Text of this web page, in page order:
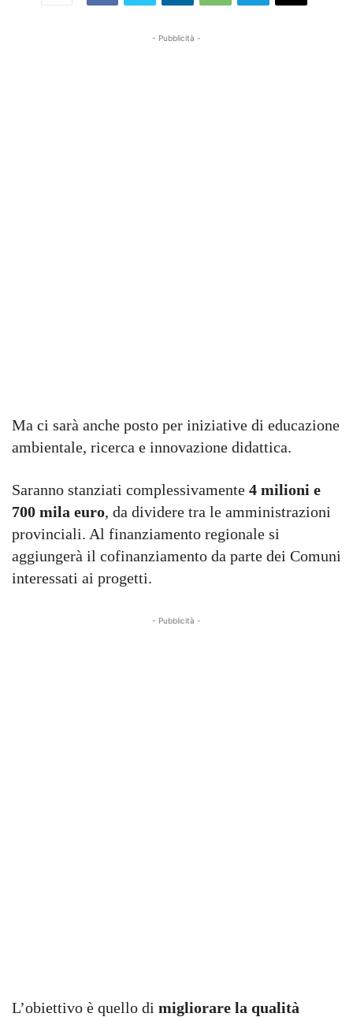
- Pubblicità -
Ma ci sarà anche posto per iniziative di educazione
ambientale, ricerca e innovazione didattica.
Saranno stanziati complessivamente 4 milioni e
700 mila euro, da dividere tra le amministrazioni
provinciali. Al finanziamento regionale si
aggiungerà il cofinanziamento da parte dei Comuni
interessati ai progetti.
- Pubblicità -
L’obiettivo è quello di migliorare la qualità